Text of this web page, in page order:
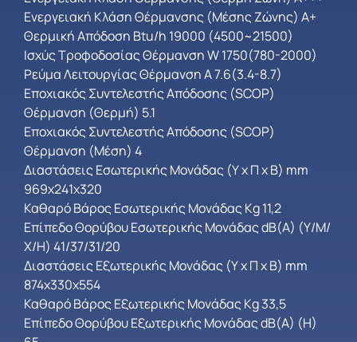
Ενεργειακή Κλάση Θέρμανσης (Μέσης Ζώνης) A+
Θερμική Απόδοση Btu/h 19000 (4500~21500)
Ισχύς Τροφοδοσίας Θέρμανση W 1750(780-2000)
Ρεύμα Λειτουργίας Θέρμανση A 7.6(3.4-8.7)
Εποχιακός Συντελεστής Απόδοσης (SCOP)
Θέρμανση (Θερμή) 5.1
Εποχιακός Συντελεστής Απόδοσης (SCOP)
Θέρμανση (Μέση) 4
Διαστάσεις Εσωτερικής Μονάδας (Υ x Π x Β) mm
969x241x320
Καθαρό Βάρος Εσωτερικής Μονάδας Kg 11,2
Επίπεδο Θορύβου Εσωτερικής Μονάδας dB(A) (Υ/Μ/
Χ/H) 41/37/31/20
Διαστάσεις Εξωτερικής Μονάδας (Υ x Π x Β) mm
874x330x554
Καθαρό Βάρος Εξωτερικής Μονάδας Kg 33,5
Επίπεδο Θορύβου Εξωτερικής Μονάδας dB(A) (H)